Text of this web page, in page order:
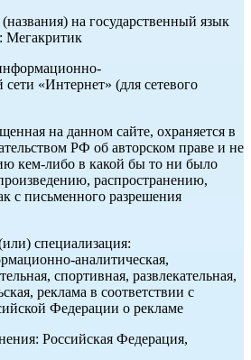
на государственный язык
Мегакритик
«Интернет» (для сетевого
на данном сайте, охраняется в
РФ об авторском праве и не
кем-либо в какой бы то ни было
распространению,
с письменного разрешения
специализация:
аналитическая,
спортивная, развлекательная,
реклама в соответствии с
Федерации о рекламе
Российская Федерация,